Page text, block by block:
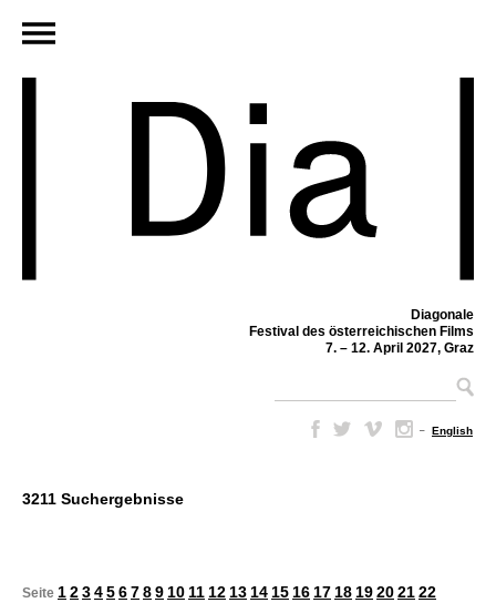
Diagonale
Festival des österreichischen Films
7. – 12. April 2027, Graz
– English
3211 Suchergebnisse
Seite 123456789 10 11 12 13 14 15 16 17 18 19202122